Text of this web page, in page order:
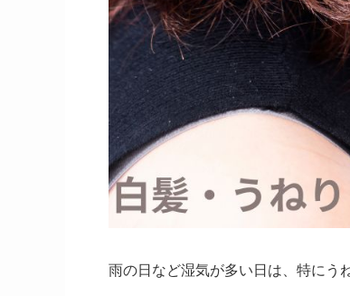
雨の日など湿気が多い日は、特にう